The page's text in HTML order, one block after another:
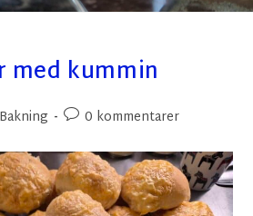
kummin
Bakning 0 kommentarer